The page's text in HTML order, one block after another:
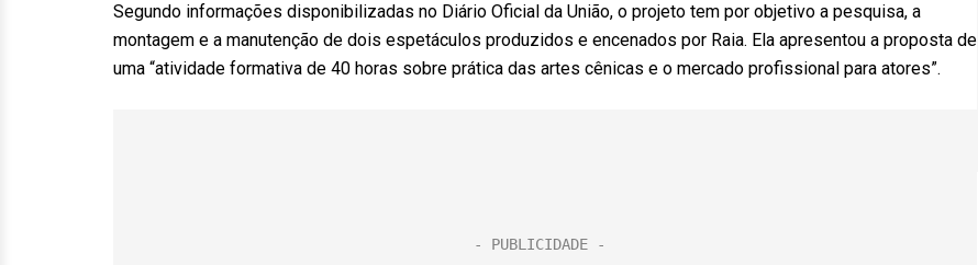
Segundo informações disponibilizadas no Diário Oficial da União, o projeto tem por objetivo a pesquisa, a
montagem e a manutenção de dois espetáculos produzidos e encenados por Raia. Ela apresentou a proposta de
uma “atividade formativa de 40 horas sobre prática das artes cênicas e o mercado profissional para atores”.